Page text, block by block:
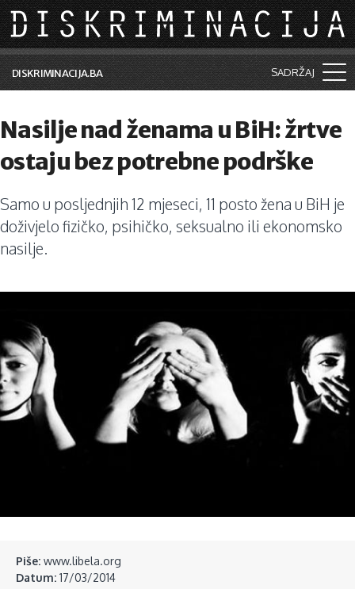
Skip to main content
DISKRIMINACIJA.BA SADRŽAJ
Vijesti i događaji
Aktuelne teme
Kolumne
Lične priče
Nasilje nad ženama u BiH: žrtve
ostaju bez potrebne podrške
Samo u posljednjih 12 mjeseci, 11 posto žena u BiH je
doživjelo fizičko, psihičko, seksualno ili ekonomsko
nasilje.
Piše: www.libela.org
Datum: 17/03/2014